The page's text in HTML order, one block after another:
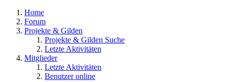
Home
Forum
Projekte & Gilden
Projekte & Gilden Suche
Letzte Aktivitäten
Mitglieder
Letzte Aktivitäten
Benutzer online